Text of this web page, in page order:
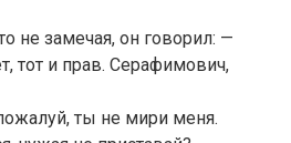
не замечая, он говорил: —
тот и прав. Серафимович,
ты не мири меня.